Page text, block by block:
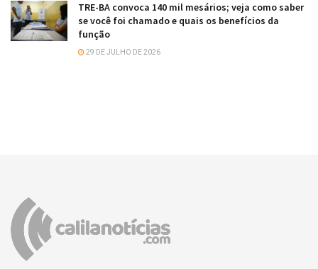
TRE-BA convoca 140 mil mesários; veja como saber
se você foi chamado e quais os benefícios da
função
29 DE JULHO DE 2026